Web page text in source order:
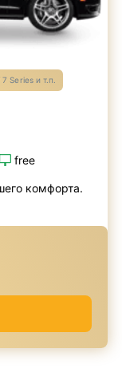
Series и т.п.
free
комфорта.